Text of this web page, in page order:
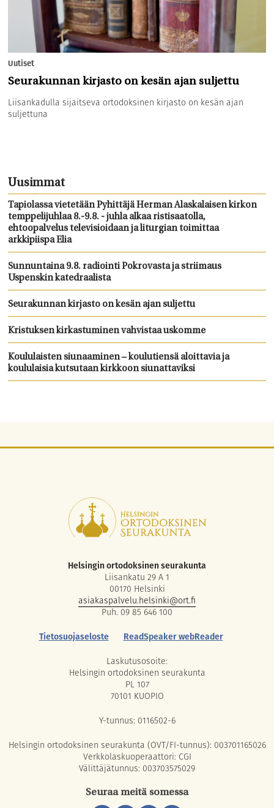
Uutiset
Seurakunnan kirjasto on kesän ajan suljettu
Liisankadulla sijaitseva ortodoksinen kirjasto on kesän ajan
suljettuna
Uusimmat
Tapiolassa vietetään Pyhittäjä Herman Alaskalaisen kirkon
temppelijuhlaa 8.-9.8. - juhla alkaa ristisaatolla,
ehtoopalvelus televisioidaan ja liturgian toimittaa
arkkipiispa Elia
Sunnuntaina 9.8. radiointi Pokrovasta ja striimaus
Uspenskin katedraalista
Seurakunnan kirjasto on kesän ajan suljettu
Kristuksen kirkastuminen vahvistaa uskomme
Koululaisten siunaaminen – koulutiensä aloittavia ja
koululaisia kutsutaan kirkkoon siunattaviksi
Helsingin ortodoksinen seurakunta
Liisankatu 29 A 1
00170 Helsinki
asiakaspalvelu.helsinki@ort.fi
Puh. 09 85 646 100
Tietosuojaseloste
ReadSpeaker webReader
Laskutusosoite:
Helsingin ortodoksinen seurakunta
PL 107
70101 KUOPIO
Y-tunnus: 0116502-6
Helsingin ortodoksinen seurakunta (OVT/FI-tunnus): 003701165026
Verkkolaskuoperaattori: CGI
Välittäjätunnus: 003703575029
Seuraa meitä somessa